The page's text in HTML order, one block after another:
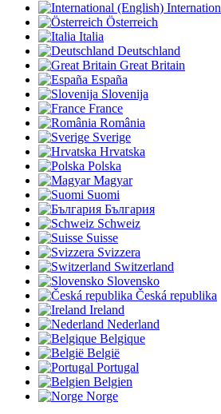
Österreich
Italia
Deutschland
Great Britain
España
Slovenija
France
România
Sverige
Hrvatska
Polska
Magyar
Suomi
България
Schweiz
Suisse
Svizzera
Switzerland
Slovensko
Česká republika
Ireland
Nederland
Belgique
België
Portugal
Belgien
Norge